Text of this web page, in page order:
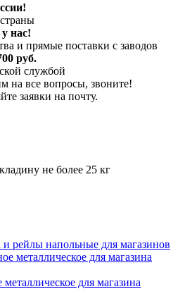
у нас!
и прямые поставки с заводов
руб.
службой
на все вопросы, звоните!
заявки на почту.
не более 25 кг
рейлы напольные для магазинов
для магазина